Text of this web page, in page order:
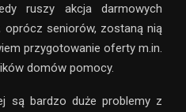
ruszy akcja darmowych
oprócz seniorów, zostaną nią
przygotowanie oferty m.in.
domów pomocy.
są bardzo duże problemy z